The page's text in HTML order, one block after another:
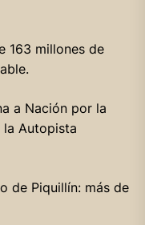
163 millones de
a Nación por la
la Autopista
de Piquillín: más de